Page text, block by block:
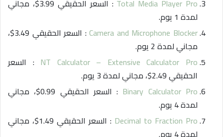
Total Media Player Pro
: السعر الحقيقي 3.99$، مجاني
لمدة 1 يوم.
Camera and Microphone Blocker
: السعر الحقيقي 3.49$،
مجاني لمدة 2 يوم.
NT Calculator – Extensive Calculator Pro : السعر
الحقيقي 2.49$، مجاني لمدة 3 يوم.
Binary Calculator Pro
: السعر الحقيقي 0.99$، مجاني
لمدة 4 يوم.
Decimal to Fraction Pro
: السعر الحقيقي 1.49$، مجاني
لمدة 4 يوم.